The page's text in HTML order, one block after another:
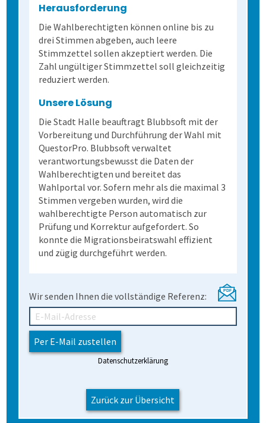
Daten weiterverarbeiten
Demoversion
Einstieg
Fortgeschritten
Extras
Mehrsprachige Fragebögen
Audit-Log
Dienstleistungen
Kontakt
Anfahrt
Herausforderung
Die Wahlberechtigten können online bis zu
drei Stimmen abgeben, auch leere
Stimmzettel sollen akzeptiert werden. Die
Zahl ungültiger Stimmzettel soll gleichzeitig
reduziert werden.
Unsere Lösung
Die Stadt Halle beauftragt Blubbsoft mit der
Vorbereitung und Durchführung der Wahl mit
QuestorPro. Blubbsoft verwaltet
verantwortungsbewusst die Daten der
Wahlberechtigten und bereitet das
Wahlportal vor. Sofern mehr als die maximal 3
Stimmen vergeben wurden, wird die
wahlberechtigte Person automatisch zur
Prüfung und Korrektur aufgefordert. So
konnte die Migrationsbeiratswahl effizient
und zügig durchgeführt werden.
Wir senden Ihnen die vollständige Referenz:
Datenschutzerklärung
Zurück zur Übersicht